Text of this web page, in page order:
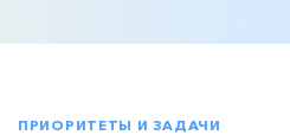
ПРИОРИТЕТЫ И ЗАДАЧИ